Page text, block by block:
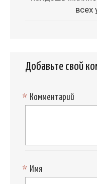
всех
Добавьте свой
Комментарий
*
Имя
*